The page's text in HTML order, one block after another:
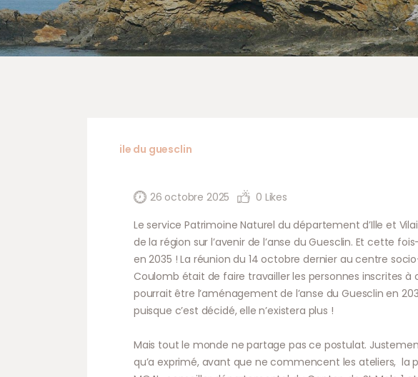
ile du guesclin
26 octobre 2025 0 Likes
Le service Patrimoine Naturel du département d’Ille et
de la région sur l’avenir de l’anse du Guesclin. Et cette
en 2035 ! La réunion du 14 octobre dernier au centre
Coulomb était de faire travailler les personnes inscrites
pourrait être l’aménagement de l’anse du Guesclin en
puisque c’est décidé, elle n’existera plus !
Mais tout le monde ne partage pas ce postulat.
qu’a exprimé, avant que ne commencent les ateliers, la